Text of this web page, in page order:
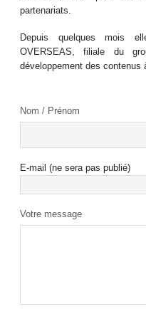
partenariats.
Depuis quelques mois
OVERSEAS, filiale du
développement des contenus
Nom / Prénom
E-mail (ne sera pas publié)
Votre message